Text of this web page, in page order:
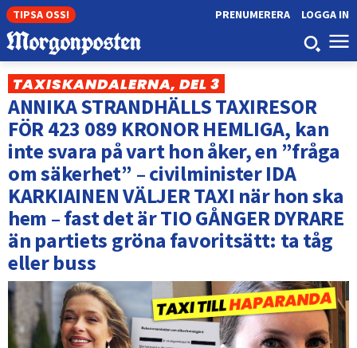
TIPSA OSS! LOGGA IN
PRENUMERERA
TAXISKANDALERNA, DEL 3
ANNIKA STRANDHÄLLS TAXIRESOR
FÖR 423 089 KRONOR HEMLIGA, kan
inte svara på vart hon åker, en ”fråga
om säkerhet” – civilminister IDA
KARKIAINEN VÄLJER TAXI när hon ska
hem – fast det är TIO GÅNGER DYRARE
än partiets gröna favoritsätt: ta tåg
eller buss